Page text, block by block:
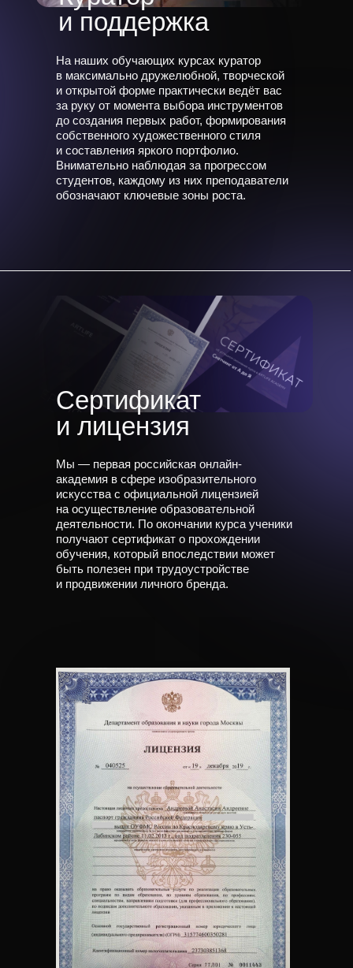
и поддержка
На наших обучающих курсах куратор
в максимально дружелюбной, творческой
и открытой форме практически ведёт вас
за руку от момента выбора инструментов
до создания первых работ, формирования
собственного художественного стиля
и составления яркого портфолио.
Внимательно наблюдая за прогрессом
студентов, каждому из них преподаватели
обозначают ключевые зоны роста.
Сертификат
и лицензия
Мы — первая российская онлайн-
академия в сфере изобразительного
искусства с официальной лицензией
на осуществление образовательной
деятельности. По окончании курса ученики
получают сертификат о прохождении
обучения, который впоследствии может
быть полезен при трудоустройстве
и продвижении личного бренда.